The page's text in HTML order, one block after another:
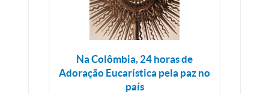
Na Colômbia, 24 horas de
Adoração Eucarística pela paz no
país